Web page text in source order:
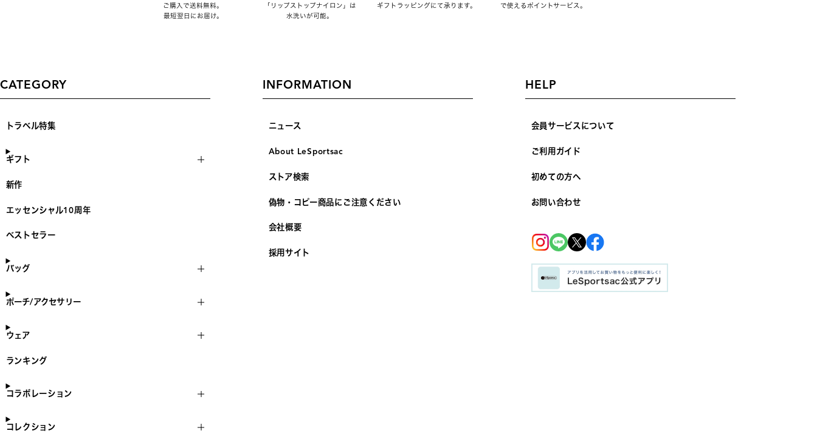
ご購入で送料無料。
最短翌日にお届け。
「リップストップナイロン」は
水洗いが可能。
ギフトラッピングにて承ります。
で使えるポイントサービス。
CATEGORY
トラベル特集
ギフト
新作
エッセンシャル10周年
ベストセラー
バッグ
ポーチ/アクセサリー
ウェア
ランキング
コラボレーション
コレクション
INFORMATION
ニュース
About LeSportsac
ストア検索
偽物・コピー商品にご注意ください
会社概要
採用サイト
HELP
会員サービスについて
ご利用ガイド
初めての方へ
お問い合わせ